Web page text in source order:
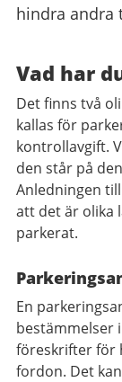
hindra andra
Vad har
Det finns två
kallas för
kontrollavgift.
den står på
Anledningen
att det är olika
parkerat.
En
bestämmelser
föreskrifter för
fordon. Det